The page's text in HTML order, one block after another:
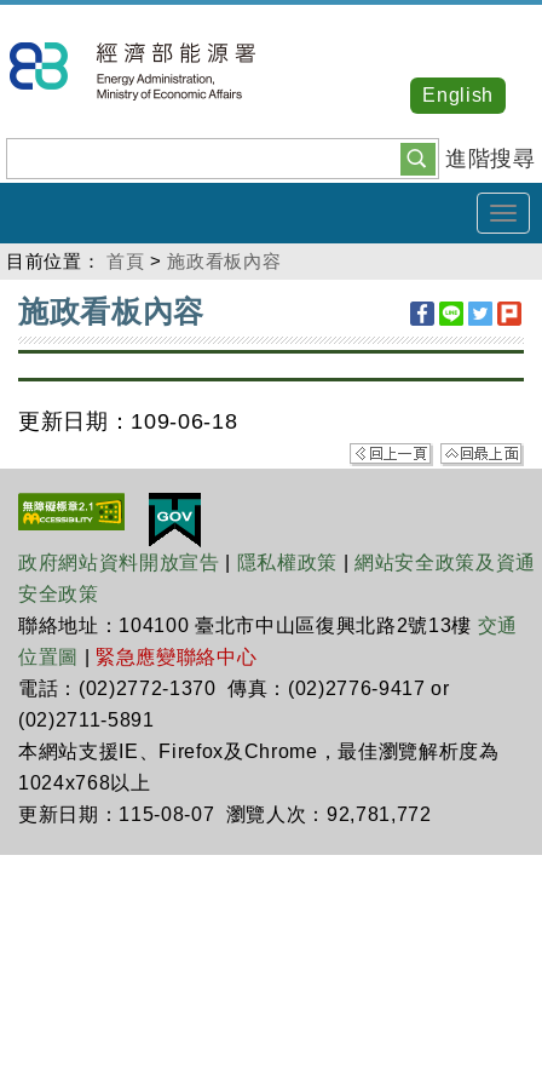
到
主
內
容
進階搜尋
English
目前位置： 首頁 >施政看板內容
:::
施政看板內容
更新日期：109-06-18
政府網站資料開放宣告 隱私權政策 |網站安全政策及資通
安全政策
聯絡地址：104100 臺北市中山區復興北路2號13樓 交通
位置圖
緊急應變聯絡中心
電話：(02)2772-1370 傳真：(02)2776-9417 or
(02)2711-5891
本網站支援IE、Firefox及Chrome，最佳瀏覽解析度為
1024x768以上
更新日期：115-08-07 瀏覽人次：92,781,772